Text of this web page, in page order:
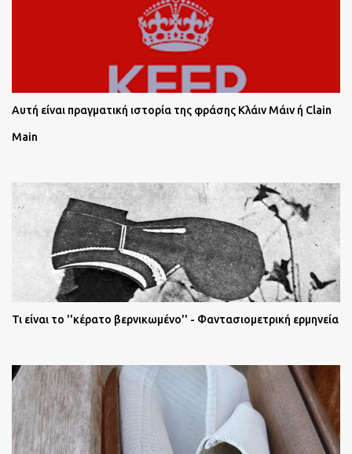
Αυτή είναι πραγματική ιστορία της φράσης Κλάιν Μάιν ή Clain
Main
Τι είναι το ''κέρατο βερνικωμένο'' - Φαντασιομετρική ερμηνεία